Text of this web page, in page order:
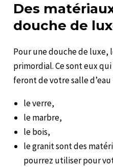
Des
douche de
Pour une douche de luxe,
primordial. Ce sont eux
feront de votre salle
le verre,
le marbre,
le bois,
le granit sont des
pourrez utiliser pour